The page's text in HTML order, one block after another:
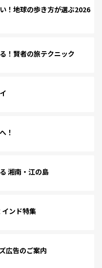
！地球の歩き方が選ぶ2026
！賢者の旅テクニック
！
湘南・江の島
ンド特集
広告のご案内